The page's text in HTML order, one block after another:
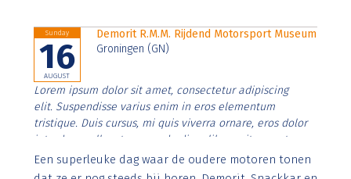
Sunday
16
AUGUST
Demorit R.M.M. Rijdend Motorsport Museum
Groningen (GN)
Lorem ipsum dolor sit amet, consectetur adipiscing
elit. Suspendisse varius enim in eros elementum
tristique. Duis cursus, mi quis viverra ornare, eros dolor
interdum nulla, ut commodo diam libero vitae erat.
Aenean faucibus nibh et justo cursus id rutrum lorem
imperdiet. Nunc ut sem vitae risus tristique posuere.
Een superleuke dag waar de oudere motoren tonen